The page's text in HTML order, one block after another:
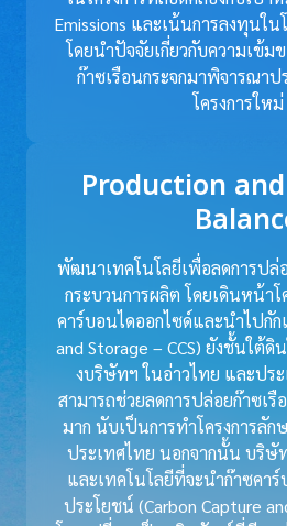
Emissions และเน้นการลงทุนใน
โดยนำปัจจัยเกี่ยวกับความเข้ม
ก๊าซเรือนกระจกมาพิจารณา
โครงการให
Production
พัฒนาเทคโนโลยีเพื่อลดการปล่อ
กระบวนการผลิต โดยเดินหน้าโ
คาร์บอนไดออกไซด์และนำไปกัก
and Storage – CCS) ยังชั้นใต้
งบริษัทฯ ในอ่าวไทย และประ
สามารถช่วยลดการปล่อยก๊าซเ
มาก นับเป็นการทำโครงการลั
ประเทศไทย นอกจากนั้น บริษั
และเทคโนโลยีที่จะนำก๊าซคา
ประโยชน์ (Carbon Capture